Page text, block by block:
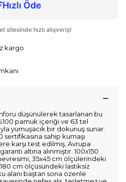
kargo
düşünülerek tasarlanan bu
pamuk içeriği ve 63 tel
yumuşacık bir dokunuş sunar.
sahip kumaşı
karşı test edilmiş, Avrupa
altına alınmıştır. 100x150
35x45 cm ölçülerindeki
cm ölçüsündeki lastiksiz
alanı baştan sona özenle